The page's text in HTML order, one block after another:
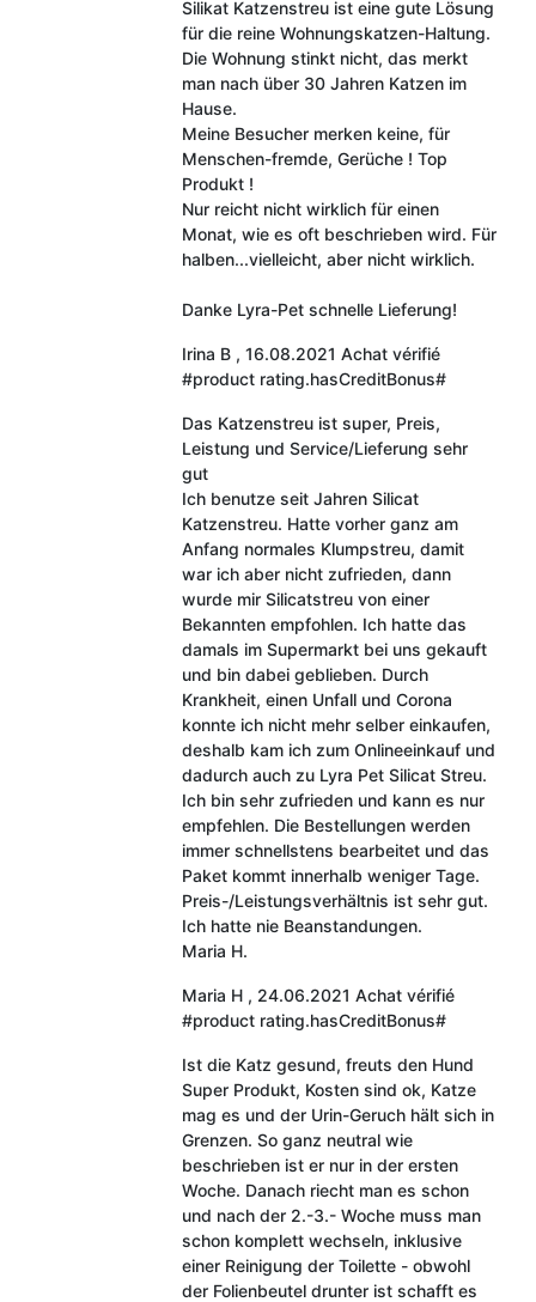
Silikat Katzenstreu ist eine gute Lösung
für die reine Wohnungskatzen-Haltung.
Die Wohnung stinkt nicht, das merkt
man nach über 30 Jahren Katzen im
Hause.
Meine Besucher merken keine, für
Menschen-fremde, Gerüche ! Top
Produkt !
Nur reicht nicht wirklich für einen
Monat, wie es oft beschrieben wird. Für
halben...vielleicht, aber nicht wirklich.
Danke Lyra-Pet schnelle Lieferung!
Irina B , 16.08.2021 Achat vérifié
#product rating.hasCreditBonus#
Das Katzenstreu ist super, Preis,
Leistung und Service/Lieferung sehr
gut
Ich benutze seit Jahren Silicat
Katzenstreu. Hatte vorher ganz am
Anfang normales Klumpstreu, damit
war ich aber nicht zufrieden, dann
wurde mir Silicatstreu von einer
Bekannten empfohlen. Ich hatte das
damals im Supermarkt bei uns gekauft
und bin dabei geblieben. Durch
Krankheit, einen Unfall und Corona
konnte ich nicht mehr selber einkaufen,
deshalb kam ich zum Onlineeinkauf und
dadurch auch zu Lyra Pet Silicat Streu.
Ich bin sehr zufrieden und kann es nur
empfehlen. Die Bestellungen werden
immer schnellstens bearbeitet und das
Paket kommt innerhalb weniger Tage.
Preis-/Leistungsverhältnis ist sehr gut.
Ich hatte nie Beanstandungen.
Maria H.
Maria H , 24.06.2021 Achat vérifié
#product rating.hasCreditBonus#
Ist die Katz gesund, freuts den Hund
Super Produkt, Kosten sind ok, Katze
mag es und der Urin-Geruch hält sich in
Grenzen. So ganz neutral wie
beschrieben ist er nur in der ersten
Woche. Danach riecht man es schon
und nach der 2.-3.- Woche muss man
schon komplett wechseln, inklusive
einer Reinigung der Toilette - obwohl
der Folienbeutel drunter ist schafft es